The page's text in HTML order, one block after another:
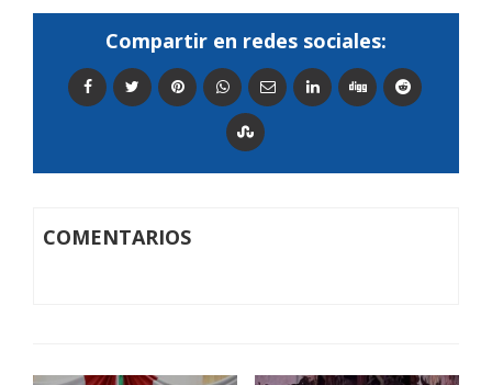
Compartir en redes sociales:
COMENTARIOS